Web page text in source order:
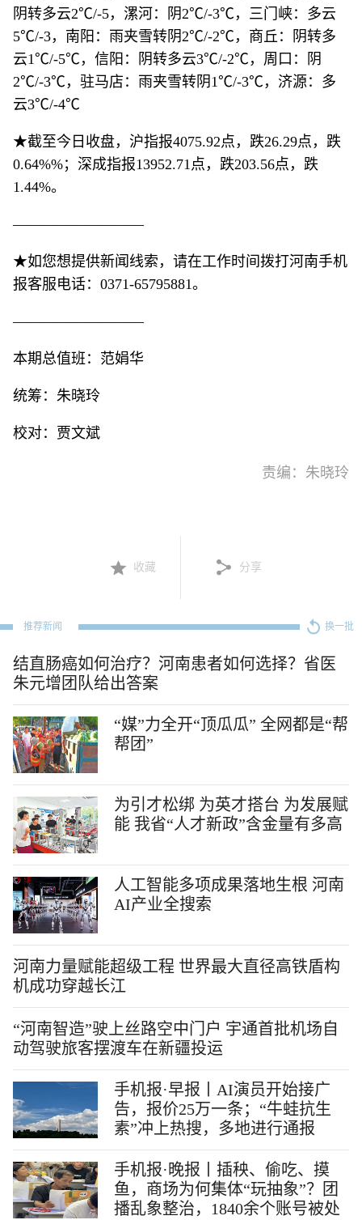
阴转多云2℃/-5，漯河：阴2℃/-3℃，三门峡：多云
5℃/-3，南阳：雨夹雪转阴2℃/-2℃，商丘：阴转多
云1℃/-5℃，信阳：阴转多云3℃/-2℃，周口：阴
2℃/-3℃，驻马店：雨夹雪转阴1℃/-3℃，济源：多
云3℃/-4℃
★截至今日收盘，沪指报4075.92点，跌26.29点，跌
0.64%%；深成指报13952.71点，跌203.56点，跌
1.44%。
—————————
★如您想提供新闻线索，请在工作时间拨打河南手机
报客服电话：0371-65795881。
—————————
本期总值班：范娟华
统筹：朱晓玲
校对：贾文斌
责编：朱晓玲
收藏 分享
推荐新闻 换一批
结直肠癌如何治疗？河南患者如何选择？省医
朱元增团队给出答案
“媒”力全开“顶瓜瓜” 全网都是“帮
帮团”
为引才松绑 为英才搭台 为发展赋
能 我省“人才新政”含金量有多高
人工智能多项成果落地生根 河南
AI产业全搜索
河南力量赋能超级工程 世界最大直径高铁盾构
机成功穿越长江
“河南智造”驶上丝路空中门户 宇通首批机场自
动驾驶旅客摆渡车在新疆投运
手机报·早报丨AI演员开始接广
告，报价25万一条；“牛蛙抗生
素”冲上热搜，多地进行通报
手机报·晚报丨插秧、偷吃、摸
鱼，商场为何集体“玩抽象”？团
播乱象整治，1840余个账号被处